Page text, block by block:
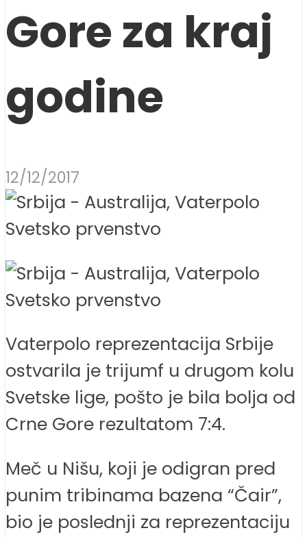
Gore za kraj
godine
12/12/2017
Vaterpolo reprezentacija Srbije
ostvarila je trijumf u drugom kolu
Svetske lige, pošto je bila bolja od
Crne Gore rezultatom 7:4.
Meč u Nišu, koji je odigran pred
punim tribinama bazena “Čair”,
bio je poslednji za reprezentaciju